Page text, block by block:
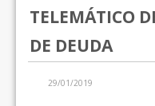
TELEMÁTICO
DE DEUDA
29/01/2019